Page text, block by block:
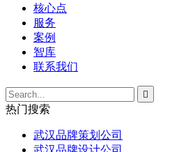
核心点
服务
案例
智库
联系我们

热门搜索
武汉品牌策划公司
武汉品牌设计公司